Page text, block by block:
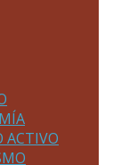
ACTIVO